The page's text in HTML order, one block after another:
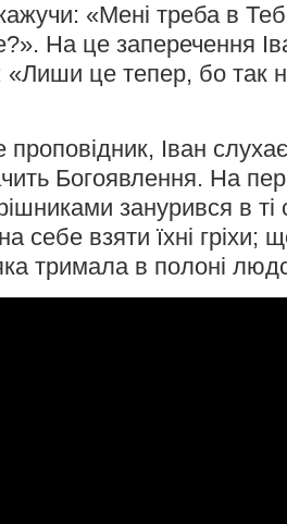
«Мені треба в
На це заперечення
«Лиши це тепер, бо так
Іван
Богоявлення. На
занурився в ті
себе взяти їхні
яка тримала в полоні